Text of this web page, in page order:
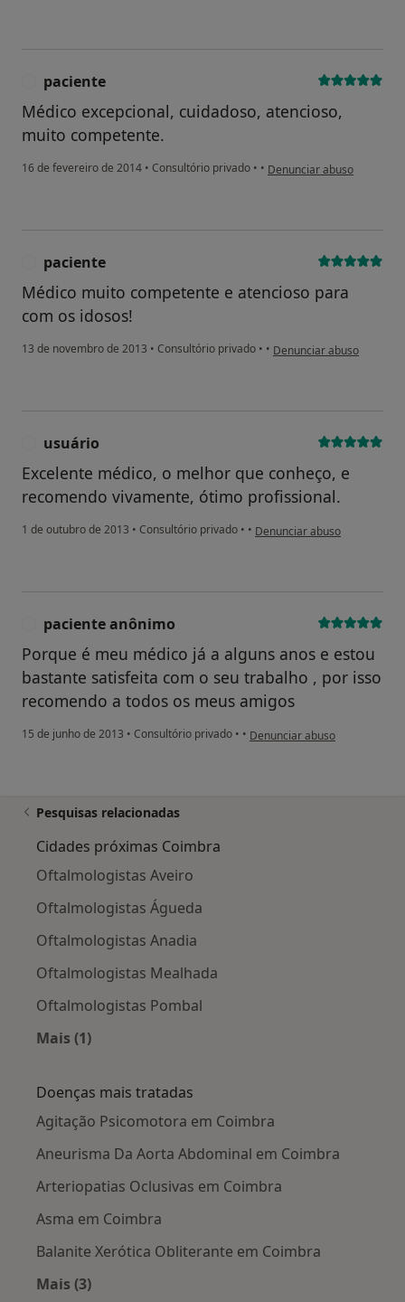
paciente
Médico excepcional, cuidadoso, atencioso,
muito competente.
16 de fevereiro de 2014 • Consultório privado • • na opinião do utilizador
Denunciar abuso
paciente
Médico muito competente e atencioso para
com os idosos!
13 de novembro de 2013 • Consultório privado • • na opinião do utilizador
Denunciar abuso
usuário
Excelente médico, o melhor que conheço, e
recomendo vivamente, ótimo profissional.
1 de outubro de 2013 • Consultório privado • • na opinião do utilizador
Denunciar abuso
paciente anônimo
Porque é meu médico já a alguns anos e estou
bastante satisfeita com o seu trabalho , por isso
recomendo a todos os meus amigos
15 de junho de 2013 • Consultório privado • • na opinião do utilizador
Denunciar abuso
Pesquisas relacionadas
Cidades próximas Coimbra
Oftalmologistas Aveiro
Oftalmologistas Águeda
Oftalmologistas Anadia
Oftalmologistas Mealhada
Oftalmologistas Pombal
Mais (1)
Doenças mais tratadas
Agitação Psicomotora em Coimbra
Aneurisma Da Aorta Abdominal em Coimbra
Arteriopatias Oclusivas em Coimbra
Asma em Coimbra
Balanite Xerótica Obliterante em Coimbra
Mais (3)